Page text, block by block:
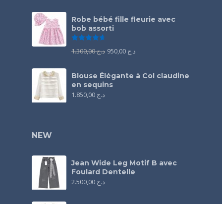
Robe bébé fille fleurie avec
bob assorti
د.ج1.300,00 د.ج
Blouse Élégante à Col claudine
en sequins
د.ج
NEW
Jean Wide Leg Motif B avec
Foulard Dentelle
د.ج